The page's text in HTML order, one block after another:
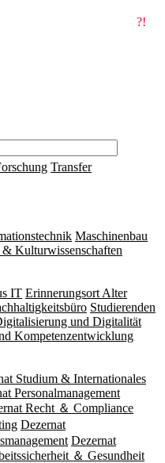
?!
Transfer
Maschinenbau
& Kulturwissenschaften
IT Erinnerungsort Alter
Studierenden
und Digitalität
Kompetenzentwicklung
Studium & Internationales
Personalmanagement
Recht ＆ Compliance
Dezernat
Dezernat
＆ Gesundheit